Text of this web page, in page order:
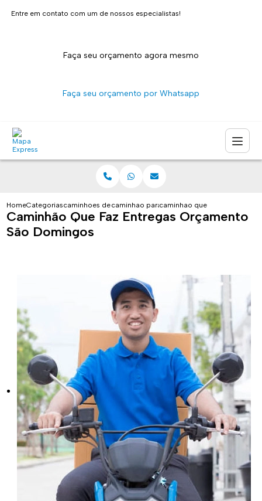
Entre em contato com um de nossos especialistas!
Faça seu orçamento agora mesmo
Faça seu orçamento por Whatsapp
HomeCategoriascaminhoes de entregacaminhao para entrega sao paulo
caminhao que faz entregas
Caminhão Que Faz Entregas Orçamento
São Domingos